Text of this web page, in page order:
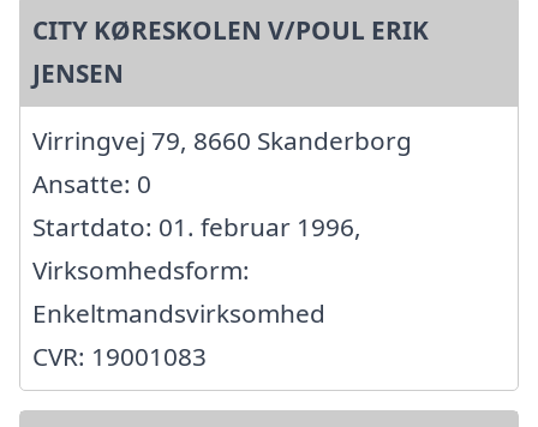
CITY KØRESKOLEN V/POUL ERIK
JENSEN
Virringvej 79, 8660 Skanderborg
Ansatte: 0
Startdato: 01. februar 1996,
Virksomhedsform:
Enkeltmandsvirksomhed
CVR: 19001083